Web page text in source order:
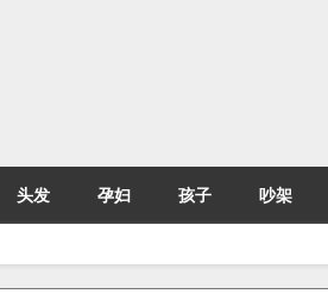
头发 孕妇 孩子 吵架